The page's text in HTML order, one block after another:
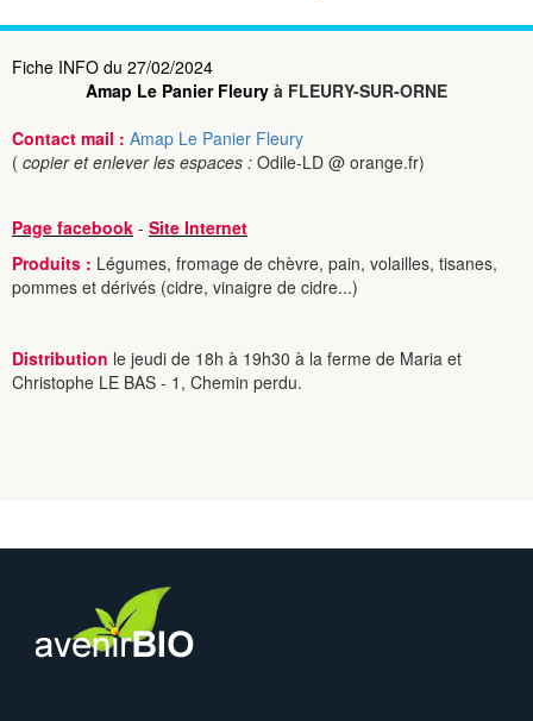
Fiche INFO du 27/02/2024
Amap Le Panier Fleury à FLEURY-SUR-ORNE
Contact mail : Amap Le Panier Fleury
( copier et enlever les espaces : Odile-LD @ orange.fr)
Page facebook - Site Internet
Produits : Légumes, fromage de chèvre, pain, volailles, tisanes,
pommes et dérivés (cidre, vinaigre de cidre...)
Distribution le jeudi de 18h à 19h30 à la ferme de Maria et
Christophe LE BAS - 1, Chemin perdu.